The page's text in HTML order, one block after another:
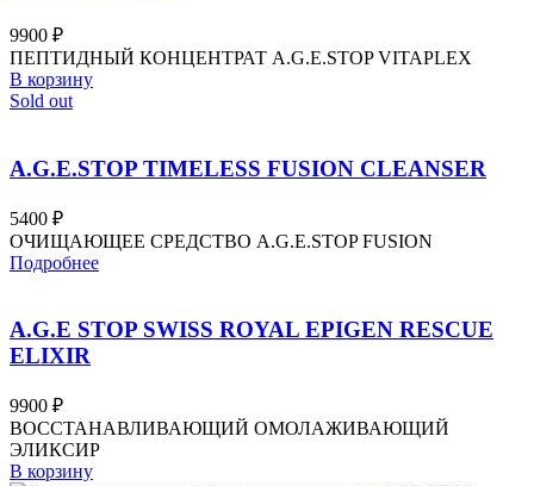
9900 ₽
ПЕПТИДНЫЙ КОНЦЕНТРАТ A.G.E.STOP VITAPLEX
В корзину
Sold out
A.G.E.STOP TIMELESS FUSION CLEANSER
5400 ₽
ОЧИЩАЮЩЕЕ СРЕДСТВО A.G.E.STOP FUSION
Подробнее
A.G.E STOP SWISS ROYAL EPIGEN RESCUE
ELIXIR
9900 ₽
ВОССТАНАВЛИВАЮЩИЙ ОМОЛАЖИВАЮЩИЙ
ЭЛИКСИР
В корзину